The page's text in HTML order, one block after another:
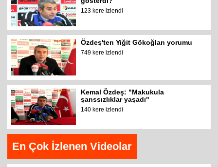
123 kere izlendi
Özdeş'ten Yiğit Gökoğlan yorumu
749 kere izlendi
Kemal Özdeş: "Makukula
şanssızlıklar yaşadı"
140 kere izlendi
En Çok İzlenen Videolar